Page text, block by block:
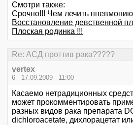
Смотри также:
Срочно!!! Чем лечить
Восстановление девственной
Плоская родинка !!!
Re: АСД проттив рака?????
vertex
6 - 17.09.2009 - 11:00
Касаемо нетрадиционных
может прокомментировать
разных видов рака препарата
dichloroacetate, дихлорацетат